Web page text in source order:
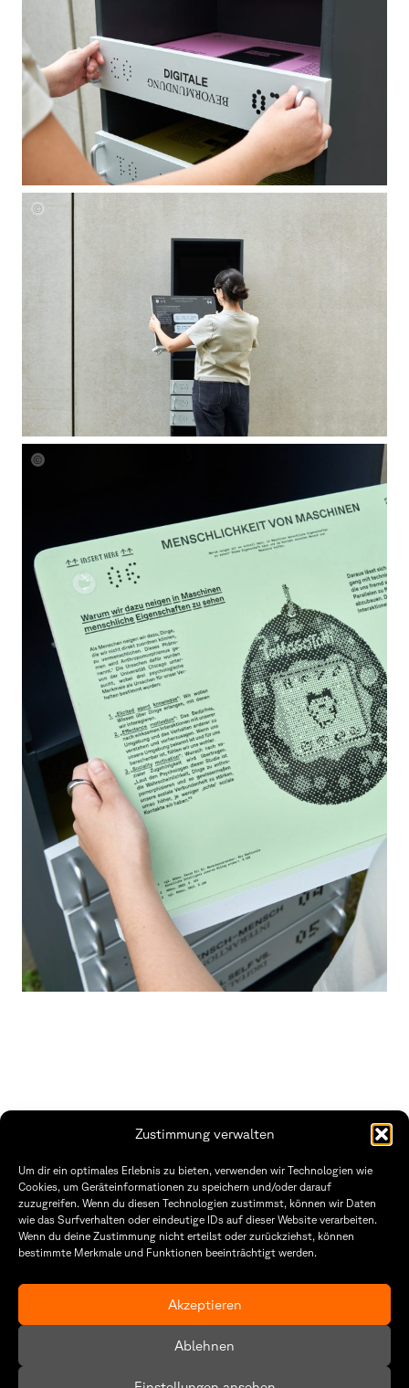
Zustimmung verwalten
Um dir ein optimales Erlebnis zu bieten, verwenden wir Technologien wie
Cookies, um Geräteinformationen zu speichern und/oder darauf
zuzugreifen. Wenn du diesen Technologien zustimmst, können wir Daten
wie das Surfverhalten oder eindeutige IDs auf dieser Website verarbeiten.
Wenn du deine Zustimmung nicht erteilst oder zurückziehst, können
bestimmte Merkmale und Funktionen beeinträchtigt werden.
Akzeptieren
Ablehnen
Technische Hochschule
Würzburg-Schweinfurt
Sanderheinrichsleitenweg 20
97074 Würzburg
Öffnungszeiten Dekanat
Montag – Freitag
8:30 – 12:00
Dienstag & Donnerstag
8:30 – 15:30